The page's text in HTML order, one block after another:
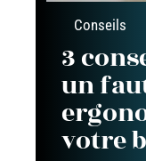
Conseils
3
un
votre